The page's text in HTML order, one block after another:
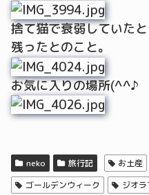
捨て猫で衰弱していた
残ったとのこと。
お気に入りの場所(^^♪
neko 旅行記 お土産
ゴールデンウィーク
ジオラ